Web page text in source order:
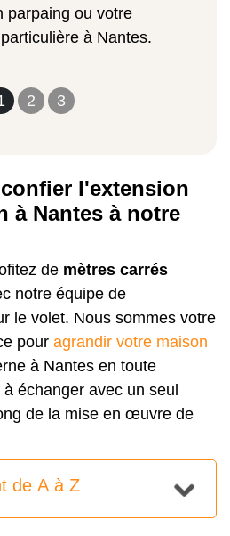
2 3
parpaing ou votre
à Nantes.
l'extension
à Nantes à notre
de mètres carrés
notre équipe de
le volet. Nous sommes votre
pour agrandir votre maison
à Nantes en toute
échanger avec un seul
de la mise en œuvre de
de A à Z